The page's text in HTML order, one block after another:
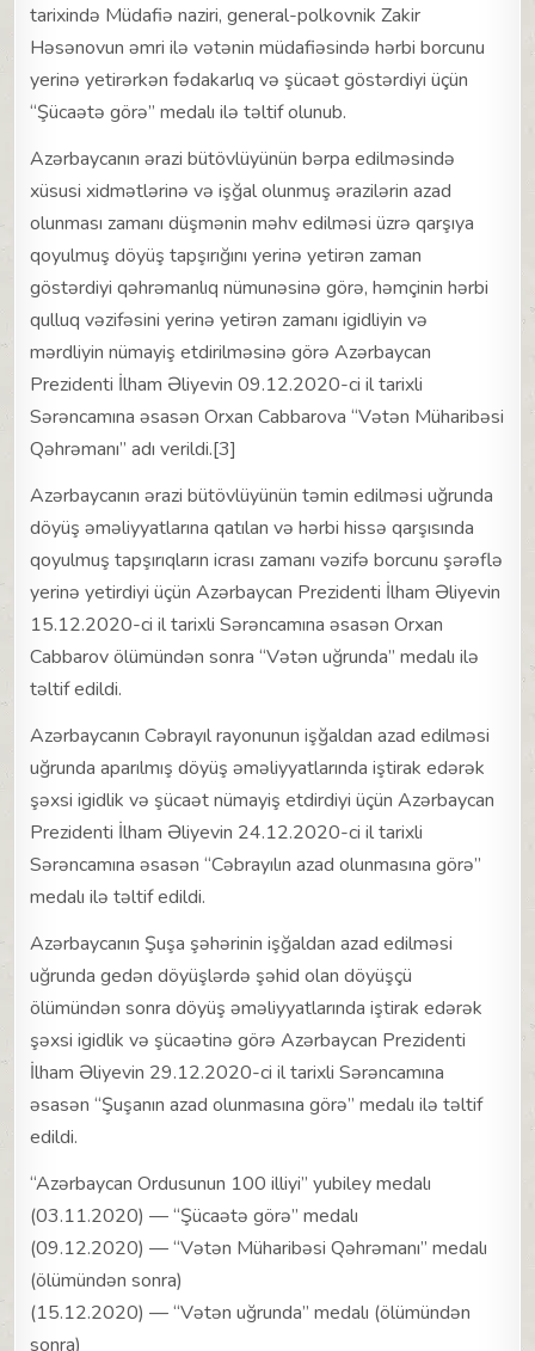
tarixində Müdafiə naziri, general-polkovnik Zakir
Həsənovun əmri ilə vətənin müdafiəsində hərbi borcunu
yerinə yetirərkən fədakarlıq və şücaət göstərdiyi üçün
“Şücaətə görə” medalı ilə təltif olunub.
Azərbaycanın ərazi bütövlüyünün bərpa edilməsində
xüsusi xidmətlərinə və işğal olunmuş ərazilərin azad
olunması zamanı düşmənin məhv edilməsi üzrə qarşıya
qoyulmuş döyüş tapşırığını yerinə yetirən zaman
göstərdiyi qəhrəmanlıq nümunəsinə görə, həmçinin hərbi
qulluq vəzifəsini yerinə yetirən zamanı igidliyin və
mərdliyin nümayiş etdirilməsinə görə Azərbaycan
Prezidenti İlham Əliyevin 09.12.2020-ci il tarixli
Sərəncamına əsasən Orxan Cabbarova “Vətən Müharibəsi
Qəhrəmanı” adı verildi.[3]
Azərbaycanın ərazi bütövlüyünün təmin edilməsi uğrunda
döyüş əməliyyatlarına qatılan və hərbi hissə qarşısında
qoyulmuş tapşırıqların icrası zamanı vəzifə borcunu şərəflə
yerinə yetirdiyi üçün Azərbaycan Prezidenti İlham Əliyevin
15.12.2020-ci il tarixli Sərəncamına əsasən Orxan
Cabbarov ölümündən sonra “Vətən uğrunda” medalı ilə
təltif edildi.
Azərbaycanın Cəbrayıl rayonunun işğaldan azad edilməsi
uğrunda aparılmış döyüş əməliyyatlarında iştirak edərək
şəxsi igidlik və şücaət nümayiş etdirdiyi üçün Azərbaycan
Prezidenti İlham Əliyevin 24.12.2020-ci il tarixli
Sərəncamına əsasən “Cəbrayılın azad olunmasına görə”
medalı ilə təltif edildi.
Azərbaycanın Şuşa şəhərinin işğaldan azad edilməsi
uğrunda gedən döyüşlərdə şəhid olan döyüşçü
ölümündən sonra döyüş əməliyyatlarında iştirak edərək
şəxsi igidlik və şücaətinə görə Azərbaycan Prezidenti
İlham Əliyevin 29.12.2020-ci il tarixli Sərəncamına
əsasən “Şuşanın azad olunmasına görə” medalı ilə təltif
edildi.
“Azərbaycan Ordusunun 100 illiyi” yubiley medalı
(03.11.2020) — “Şücaətə görə” medalı
(09.12.2020) — “Vətən Müharibəsi Qəhrəmanı” medalı
(ölümündən sonra)
(15.12.2020) — “Vətən uğrunda” medalı (ölümündən
sonra)